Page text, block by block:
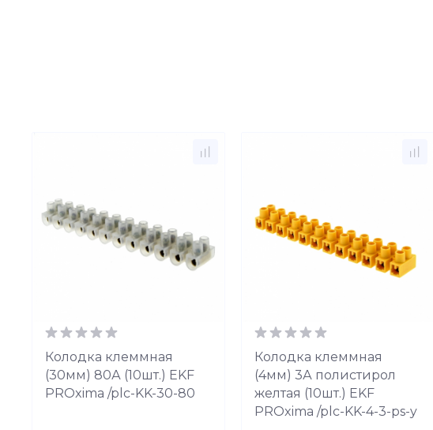
Колодка клеммная
(30мм) 80А (10шт.) EKF
PROxima /plc-KK-30-80
Колодка клеммная
(4мм) 3А полистирол
желтая (10шт.) EKF
PROxima /plc-KK-4-3-ps-y